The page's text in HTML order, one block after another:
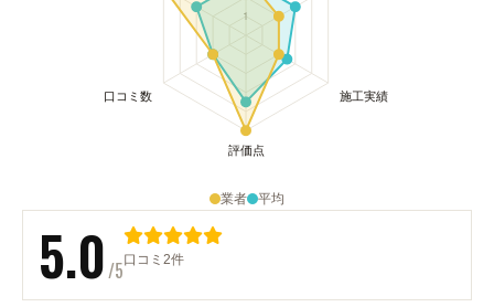
業者 平均
5.0 /5口コミ2件